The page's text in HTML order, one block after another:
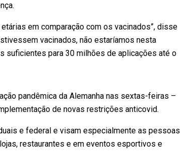
em comparação com os vacinados”, disse
vacinados, não estaríamos nesta
suficientes para 30 milhões de aplicações até o
pandêmica da Alemanha nas sextas-feiras –
de novas restrições anticovid.
e federal e visam especialmente as pessoas
restaurantes e em eventos esportivos e